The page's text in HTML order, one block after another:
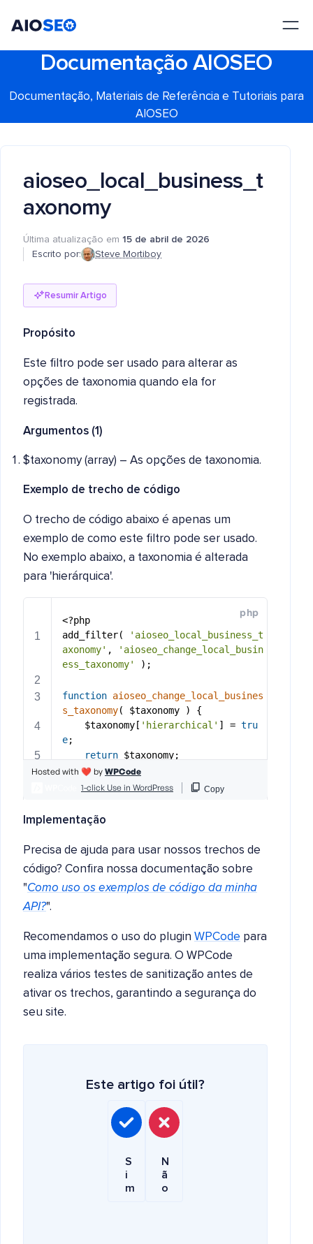
Documentação AIOSEO
Documentação, Materiais de Referência e Tutoriais para
AIOSEO
aioseo_local_business_t
axonomy
Última atualização em 15 de abril de 2026
Escrito por:
Steve Mortiboy
Resumir Artigo
Propósito
Este filtro pode ser usado para alterar as
opções de taxonomia quando ela for
registrada.
Argumentos (1)
$taxonomy (array) – As opções de taxonomia.
Exemplo de trecho de código
O trecho de código abaixo é apenas um
exemplo de como este filtro pode ser usado.
No exemplo abaixo, a taxonomia é alterada
para 'hierárquica'.
Implementação
Precisa de ajuda para usar nossos trechos de
código? Confira nossa documentação sobre
"Como uso os exemplos de código da minha
API?".
Recomendamos o uso do plugin WPCode para
uma implementação segura. O WPCode
realiza vários testes de sanitização antes de
ativar os trechos, garantindo a segurança do
seu site.
Este artigo foi útil?
S
i
m
N
ã
o